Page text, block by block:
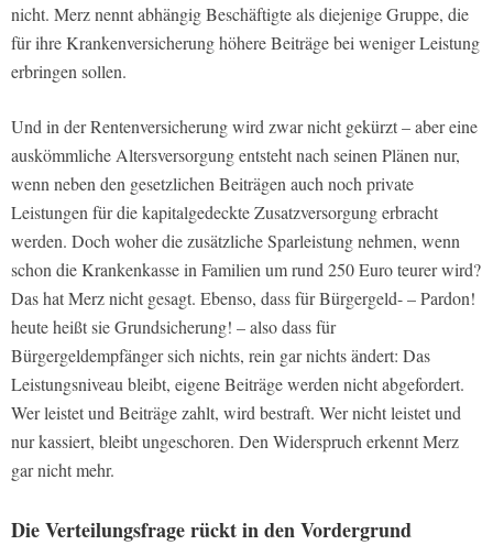
nicht. Merz nennt abhängig Beschäftigte als diejenige Gruppe, die
für ihre Krankenversicherung höhere Beiträge bei weniger Leistung
erbringen sollen.
Und in der Rentenversicherung wird zwar nicht gekürzt – aber eine
auskömmliche Altersversorgung entsteht nach seinen Plänen nur,
wenn neben den gesetzlichen Beiträgen auch noch private
Leistungen für die kapitalgedeckte Zusatzversorgung erbracht
werden. Doch woher die zusätzliche Sparleistung nehmen, wenn
schon die Krankenkasse in Familien um rund 250 Euro teurer wird?
Das hat Merz nicht gesagt. Ebenso, dass für Bürgergeld- – Pardon!
heute heißt sie Grundsicherung! – also dass für
Bürgergeldempfänger sich nichts, rein gar nichts ändert: Das
Leistungsniveau bleibt, eigene Beiträge werden nicht abgefordert.
Wer leistet und Beiträge zahlt, wird bestraft. Wer nicht leistet und
nur kassiert, bleibt ungeschoren. Den Widerspruch erkennt Merz
gar nicht mehr.
Die Verteilungsfrage rückt in den Vordergrund